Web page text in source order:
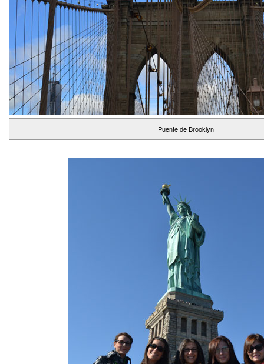
Puente de Brooklyn